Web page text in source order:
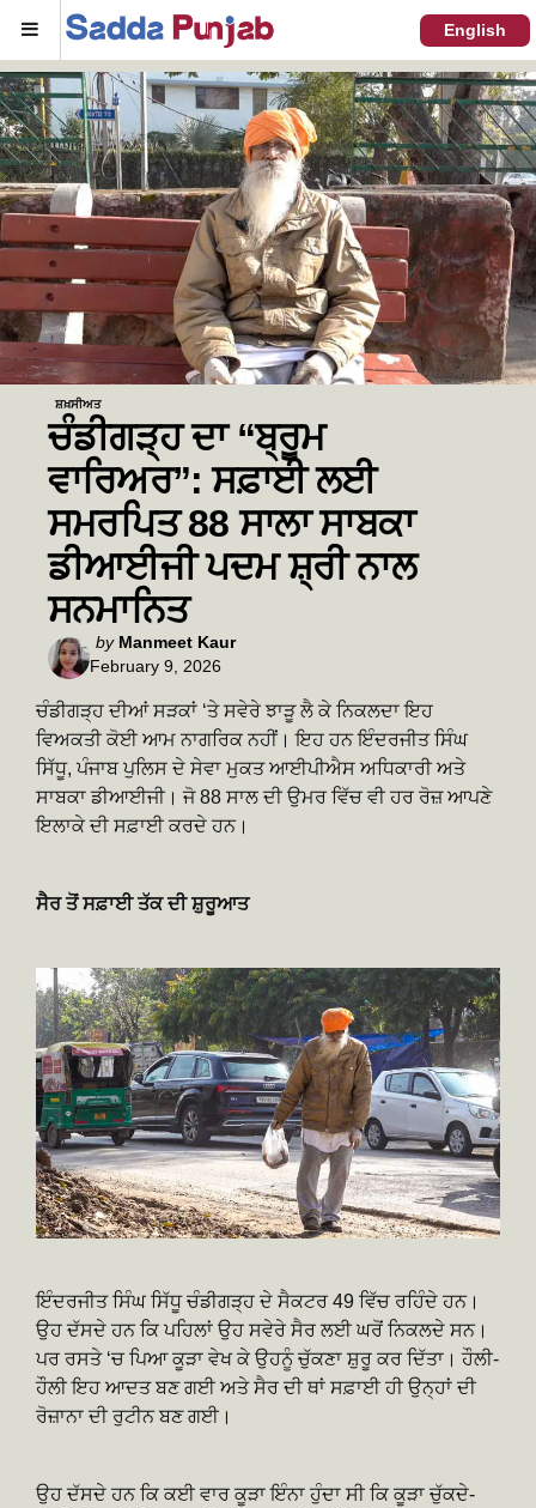
Menu English
ਸ਼ਖ਼ਸੀਅਤ
ਚੰਡੀਗੜ੍ਹ ਦਾ “ਬ੍ਰੂਮ
ਵਾਰਿਅਰ”: ਸਫ਼ਾਈ ਲਈ
ਸਮਰਪਿਤ 88 ਸਾਲਾ ਸਾਬਕਾ
ਡੀਆਈਜੀ ਪਦਮ ਸ਼੍ਰੀ ਨਾਲ
ਸਨਮਾਨਿਤ
Posted
by
by Manmeet Kaur
February 9, 2026
ਚੰਡੀਗੜ੍ਹ ਦੀਆਂ ਸੜਕਾਂ ‘ਤੇ ਸਵੇਰੇ ਝਾੜੂ ਲੈ ਕੇ ਨਿਕਲਦਾ ਇਹ
ਵਿਅਕਤੀ ਕੋਈ ਆਮ ਨਾਗਰਿਕ ਨਹੀਂ। ਇਹ ਹਨ ਇੰਦਰਜੀਤ ਸਿੰਘ
ਸਿੱਧੂ, ਪੰਜਾਬ ਪੁਲਿਸ ਦੇ ਸੇਵਾ ਮੁਕਤ ਆਈਪੀਐਸ ਅਧਿਕਾਰੀ ਅਤੇ
ਸਾਬਕਾ ਡੀਆਈਜੀ। ਜੋ 88 ਸਾਲ ਦੀ ਉਮਰ ਵਿੱਚ ਵੀ ਹਰ ਰੋਜ਼ ਆਪਣੇ
ਇਲਾਕੇ ਦੀ ਸਫ਼ਾਈ ਕਰਦੇ ਹਨ।
ਸੈਰ ਤੋਂ ਸਫ਼ਾਈ ਤੱਕ ਦੀ ਸ਼ੁਰੂਆਤ
ਇੰਦਰਜੀਤ ਸਿੰਘ ਸਿੱਧੂ ਚੰਡੀਗੜ੍ਹ ਦੇ ਸੈਕਟਰ 49 ਵਿੱਚ ਰਹਿੰਦੇ ਹਨ।
ਉਹ ਦੱਸਦੇ ਹਨ ਕਿ ਪਹਿਲਾਂ ਉਹ ਸਵੇਰੇ ਸੈਰ ਲਈ ਘਰੋਂ ਨਿਕਲਦੇ ਸਨ।
ਪਰ ਰਸਤੇ ‘ਚ ਪਿਆ ਕੂੜਾ ਵੇਖ ਕੇ ਉਹਨੂੰ ਚੁੱਕਣਾ ਸ਼ੁਰੂ ਕਰ ਦਿੱਤਾ। ਹੌਲੀ-
ਹੌਲੀ ਇਹ ਆਦਤ ਬਣ ਗਈ ਅਤੇ ਸੈਰ ਦੀ ਥਾਂ ਸਫ਼ਾਈ ਹੀ ਉਨ੍ਹਾਂ ਦੀ
ਰੋਜ਼ਾਨਾ ਦੀ ਰੁਟੀਨ ਬਣ ਗਈ।
ਉਹ ਦੱਸਦੇ ਹਨ ਕਿ ਕਈ ਵਾਰ ਕੂੜਾ ਇੰਨਾ ਹੁੰਦਾ ਸੀ ਕਿ ਕੂੜਾ ਚੁੱਕਦੇ-